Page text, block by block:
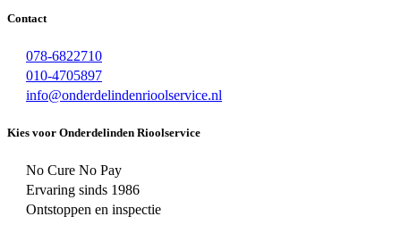
Contact
078-6822710
010-4705897
info@onderdelindenrioolservice.nl
Kies voor Onderdelinden Rioolservice
No Cure No Pay
Ervaring sinds 1986
Ontstoppen en inspectie